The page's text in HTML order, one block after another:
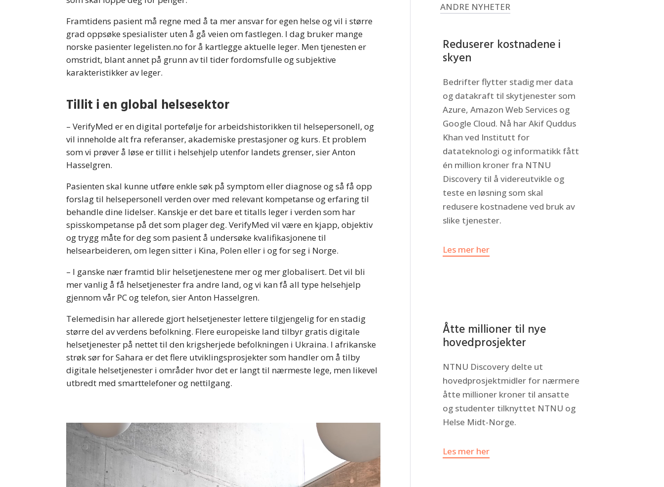
Framtidens pasient må regne med å ta mer ansvar for egen helse og vil i større
grad oppsøke spesialister uten å gå veien om fastlegen. I dag bruker mange
norske pasienter legelisten.no for å kartlegge aktuelle leger. Men tjenesten er
omstridt, blant annet på grunn av til tider fordomsfulle og subjektive
karakteristikker av leger.
Tillit i en global helsesektor
– VerifyMed er en digital portefølje for arbeidshistorikken til helsepersonell, og
vil inneholde alt fra referanser, akademiske prestasjoner og kurs. Et problem
som vi prøver å løse er tillit i helsehjelp utenfor landets grenser, sier Anton
Hasselgren.
Pasienten skal kunne utføre enkle søk på symptom eller diagnose og så få opp
forslag til helsepersonell verden over med relevant kompetanse og erfaring til
behandle dine lidelser. Kanskje er det bare et titalls leger i verden som har
spisskompetanse på det som plager deg. VerifyMed vil være en kjapp, objektiv
og trygg måte for deg som pasient å undersøke kvalifikasjonene til
helsearbeideren, om legen sitter i Kina, Polen eller i og for seg i Norge.
– I ganske nær framtid blir helsetjenestene mer og mer globalisert. Det vil bli
mer vanlig å få helsetjenester fra andre land, og vi kan få all type helsehjelp
gjennom vår PC og telefon, sier Anton Hasselgren.
Telemedisin har allerede gjort helsetjenester lettere tilgjengelig for en stadig
større del av verdens befolkning. Flere europeiske land tilbyr gratis digitale
helsetjenester på nettet til den krigsherjede befolkningen i Ukraina. I afrikanske
strøk sør for Sahara er det flere utviklingsprosjekter som handler om å tilby
digitale helsetjenester i områder hvor det er langt til nærmeste lege, men likevel
utbredt med smarttelefoner og nettilgang.
Videoavspiller
ANDRE NYHETER
Reduserer kostnadene i
skyen
Bedrifter flytter stadig mer data
og datakraft til skytjenester som
Azure, Amazon Web Services og
Google Cloud. Nå har Akif Quddus
Khan ved Institutt for
datateknologi og informatikk fått
én million kroner fra NTNU
Discovery til å videreutvikle og
teste en løsning som skal
redusere kostnadene ved bruk av
slike tjenester.
Les mer her
Åtte millioner til nye
hovedprosjekter
NTNU Discovery delte ut
hovedprosjektmidler for nærmere
åtte millioner kroner til ansatte
og studenter tilknyttet NTNU og
Helse Midt-Norge.
Les mer her